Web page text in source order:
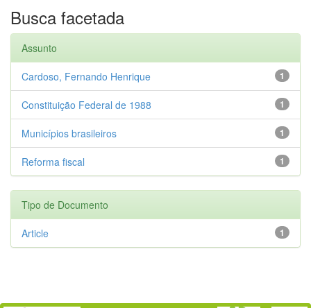
Busca facetada
Assunto
1
Cardoso, Fernando Henrique
1
Constituição Federal de 1988
1
Municípios brasileiros
1
Reforma fiscal
Tipo de Documento
1
Article